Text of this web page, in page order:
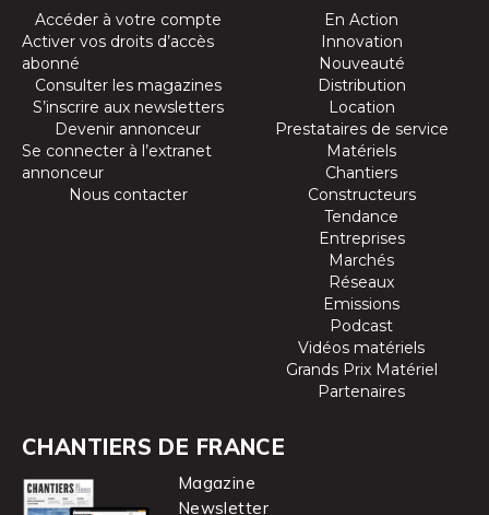
Accéder à votre compte
Activer vos droits d’accès
abonné
Consulter les magazines
S’inscrire aux newsletters
Devenir annonceur
Se connecter à l’extranet
annonceur
Nous contacter
En Action
Innovation
Nouveauté
Distribution
Location
Prestataires de service
Matériels
Chantiers
Constructeurs
Tendance
Entreprises
Marchés
Réseaux
Emissions
Podcast
Vidéos matériels
Grands Prix Matériel
Partenaires
CHANTIERS DE FRANCE
Magazine
Newsletter